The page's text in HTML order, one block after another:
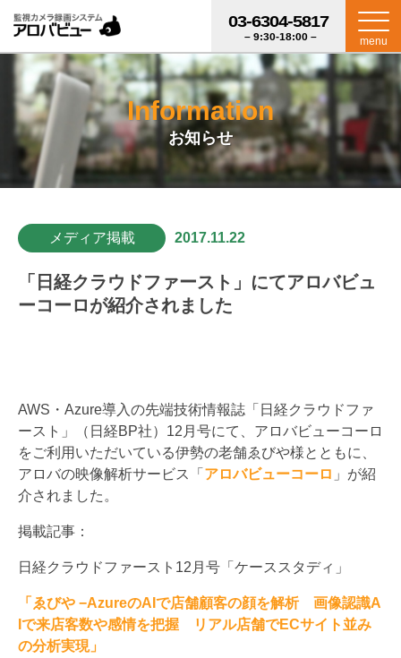
menu
03-6304-5817
– 9:30-18:00 –
Information
お知らせ
メディア掲載 2017.11.22
「日経クラウドファースト」にてアロバビュ
ーコーロが紹介されました
AWS・Azure導入の先端技術情報誌「日経クラウドファ
ースト」（日経BP社）12月号にて、アロバビューコーロ
をご利用いただいている伊勢の老舗ゑびや様とともに、
アロバの映像解析サービス「 アロバビューコーロ 」が紹
介されました。
掲載記事：
日経クラウドファースト12月号「ケーススタディ」
「ゑびや −AzureのAIで店舗顧客の顔を解析 画像認識A
Iで来店客数や感情を把握 リアル店舗でECサイト並み
の分析実現」